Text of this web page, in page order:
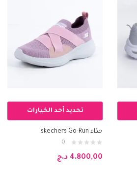
تحديد أحد الخيارات
حذاء skechers Go-Run
0
4.800,00 د.ج